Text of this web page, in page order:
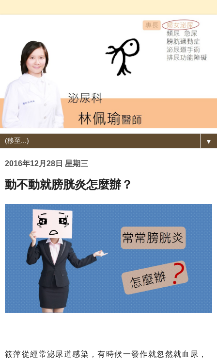
▼
2016年12月28日 星期三
動不動就膀胱炎怎麼辦？
筱萍從經常泌尿道感染，有時候一發作就忽然就血尿，